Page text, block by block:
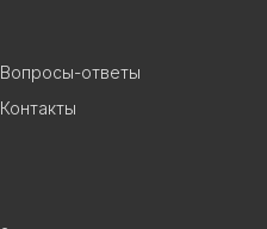
Вопросы-ответы
Контакты